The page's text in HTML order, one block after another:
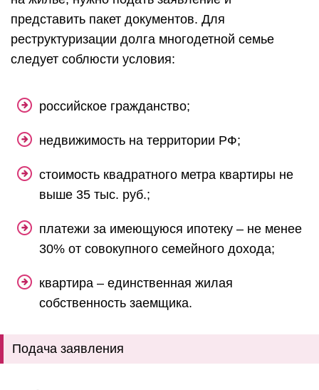
представить пакет документов. Для
реструктуризации долга многодетной семье
следует соблюсти условия:
российское гражданство;
недвижимость на территории РФ;
стоимость квадратного метра квартиры не
выше 35 тыс. руб.;
платежи за имеющуюся ипотеку – не менее
30% от совокупного семейного дохода;
квартира – единственная жилая
собственность заемщика.
Подача заявления